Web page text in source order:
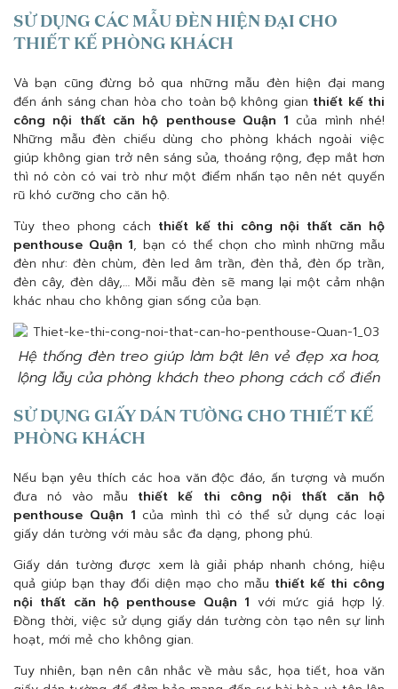
SỬ DỤNG CÁC MẪU ĐÈN HIỆN ĐẠI CHO
THIẾT KẾ PHÒNG KHÁCH
Và bạn cũng đừng bỏ qua những mẫu đèn hiện đại mang
đến ánh sáng chan hòa cho toàn bộ không gian thiết kế thi
công nội thất căn hộ penthouse Quận 1 của mình nhé!
Những mẫu đèn chiếu dùng cho phòng khách ngoài việc
giúp không gian trở nên sáng sủa, thoáng rộng, đẹp mắt hơn
thì nó còn có vai trò như một điểm nhấn tạo nên nét quyến
rũ khó cưỡng cho căn hộ.
Tùy theo phong cách thiết kế thi công nội thất căn hộ
penthouse Quận 1, bạn có thể chọn cho mình những mẫu
đèn như: đèn chùm, đèn led âm trần, đèn thả, đèn ốp trần,
đèn cây, đèn dây,… Mỗi mẫu đèn sẽ mang lại một cảm nhận
khác nhau cho không gian sống của bạn.
Hệ thống đèn treo giúp làm bật lên vẻ đẹp xa hoa,
lộng lẫy của phòng khách theo phong cách cổ điển
SỬ DỤNG GIẤY DÁN TƯỜNG CHO THIẾT KẾ
PHÒNG KHÁCH
Nếu bạn yêu thích các hoa văn độc đáo, ấn tượng và muốn
đưa nó vào mẫu thiết kế thi công nội thất căn hộ
penthouse Quận 1 của mình thì có thể sử dụng các loại
giấy dán tường với màu sắc đa dạng, phong phú.
Giấy dán tường được xem là giải pháp nhanh chóng, hiệu
quả giúp bạn thay đổi diện mạo cho mẫu thiết kế thi công
nội thất căn hộ penthouse Quận 1 với mức giá hợp lý.
Đồng thời, việc sử dụng giấy dán tường còn tạo nên sự linh
hoạt, mới mẻ cho không gian.
Tuy nhiên, bạn nên cân nhắc về màu sắc, họa tiết, hoa văn